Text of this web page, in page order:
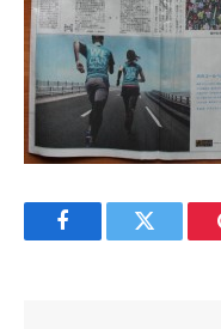
FacebookTwitter